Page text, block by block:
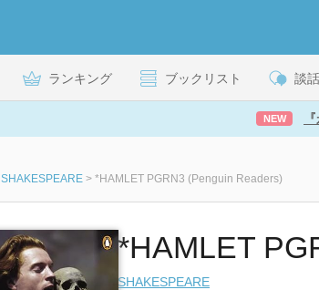
ランキング ブックリスト 談
NEW
SHAKESPEARE > *HAMLET PGRN3 (Penguin Readers)
*HAMLET
SHAKESPEARE